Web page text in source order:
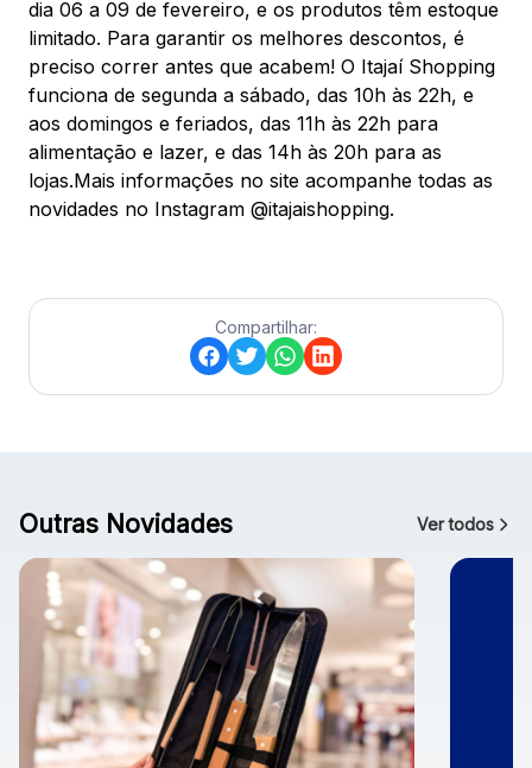
dia 06 a 09 de fevereiro, e os produtos têm estoque
limitado. Para garantir os melhores descontos, é
preciso correr antes que acabem! O Itajaí Shopping
funciona de segunda a sábado, das 10h às 22h, e
aos domingos e feriados, das 11h às 22h para
alimentação e lazer, e das 14h às 20h para as
lojas.Mais informações no site acompanhe todas as
novidades no Instagram @itajaishopping.
Compartilhar:
Outras Novidades Ver todos